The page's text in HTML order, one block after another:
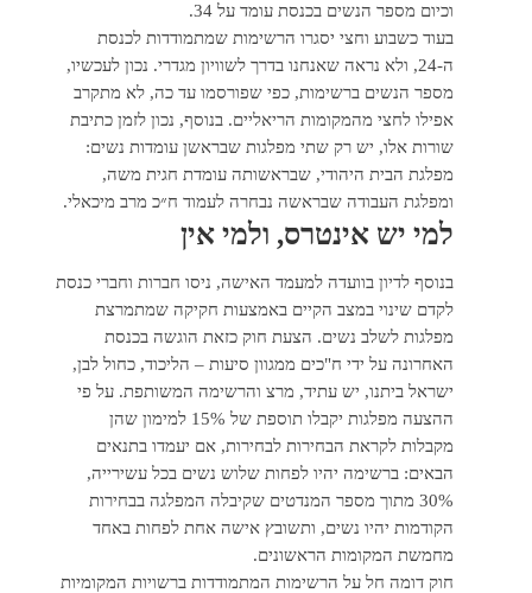
וכיום מספר הנשים בכנסת עומד על 34.
בעוד כשבוע וחצי יסגרו הרשימות שמתמודדות לכנסת
ה-24, ולא נראה שאנחנו בדרך לשוויון מגדרי. נכון לעכשיו,
מספר הנשים ברשימות, כפי שפורסמו עד כה, לא מתקרב
אפילו לחצי מהמקומות הריאליים. בנוסף, נכון לזמן כתיבת
שורות אלו, יש רק שתי מפלגות שבראשן עומדות נשים:
מפלגת הבית היהודי, שבראשותה עומדת חגית משה,
ומפלגת העבודה שבראשה נבחרה לעמוד ח״כ מרב מיכאלי.
למי יש אינטרס, ולמי אין
בנוסף לדיון בוועדה למעמד האישה, ניסו חברות וחברי כנסת
לקדם שינוי במצב הקיים באמצעות חקיקה שמתמרצת
מפלגות לשלב נשים. הצעת חוק כזאת הוגשה בכנסת
האחרונה על ידי ח"כים ממגוון סיעות – הליכוד, כחול לבן,
ישראל ביתנו, יש עתיד, מרצ והרשימה המשותפת. על פי
ההצעה מפלגות יקבלו תוספת של 15% למימון שהן
מקבלות לקראת הבחירות לבחירות, אם יעמדו בתנאים
הבאים: ברשימה יהיו לפחות שלוש נשים בכל עשירייה,
30% מתוך מספר המנדטים שקיבלה המפלגה בבחירות
הקודמות יהיו נשים, ותשובץ אישה אחת לפחות באחד
מחמשת המקומות הראשונים.
חוק דומה חל על הרשימות המתמודדות ברשויות המקומיות